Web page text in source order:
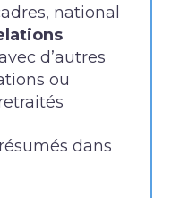
national
d’autres
ou
dans